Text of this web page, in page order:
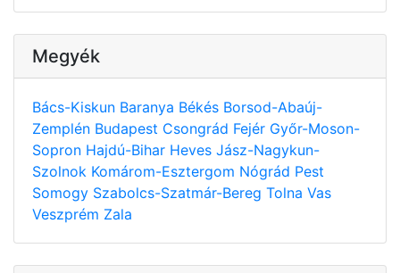
Megyék
Bács-Kiskun Baranya Békés Borsod-Abaúj-
Zemplén Budapest Csongrád Fejér Győr-Moson-
Sopron Hajdú-Bihar Heves Jász-Nagykun-
Szolnok Komárom-Esztergom Nógrád Pest
Somogy Szabolcs-Szatmár-Bereg Tolna Vas
Veszprém Zala